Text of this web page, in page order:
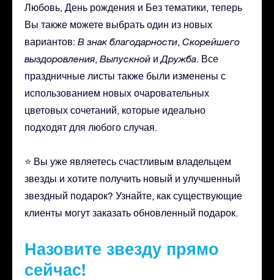
Любовь, День рождения и Без тематики, теперь
Вы также можете выбрать один из новых
вариантов: В знак благодарности, Скорейшего
выздоровления, Выпускной иДружба. Все
праздничные листы также были изменены с
использованием новых очаровательных
цветовых сочетаний, которые идеально
подходят для любого случая.
⭐ Вы уже являетесь счастливым владельцем
звезды и хотите получить новый и улучшенный
звездный подарок? Узнайте, как существующие
клиенты могут заказать обновленный подарок.
Назовите звезду прямо
сейчас!